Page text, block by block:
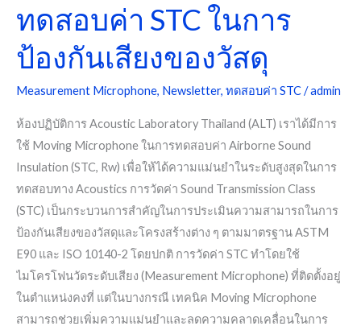
ทดสอบค่า STC ในการ
ป้องกันเสียงของวัสดุ
Measurement Microphone, Newsletter, ทดสอบค่า STC/admin
ห้องปฏิบัติการ Acoustic Laboratory Thailand (ALT) เราได้มีการ
ใช้ Moving Microphone ในการทดสอบค่า Airborne Sound
Insulation (STC, Rw) เพื่อให้ได้ความแม่นยำในระดับสูงสุดในการ
ทดสอบทาง Acoustics การวัดค่า Sound Transmission Class
(STC) เป็นกระบวนการสำคัญในการประเมินความสามารถในการ
ป้องกันเสียงของวัสดุและโครงสร้างต่าง ๆ ตามมาตรฐาน ASTM
E90 และ ISO 10140-2 โดยปกติ การวัดค่า STC ทำโดยใช้
ไมโครโฟนวัดระดับเสียง (Measurement Microphone) ที่ติดตั้งอยู่
ในตำแหน่งคงที่ แต่ในบางกรณี เทคนิค Moving Microphone
สามารถช่วยเพิ่มความแม่นยำและลดความคลาดเคลื่อนในการ
ป้องกัน
ของ